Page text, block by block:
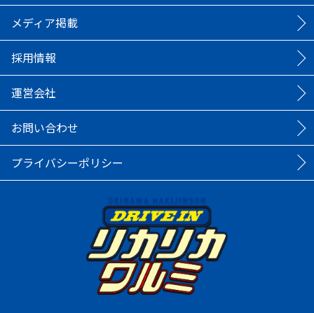
メディア掲載
採用情報
運営会社
お問い合わせ
プライバシーポリシー